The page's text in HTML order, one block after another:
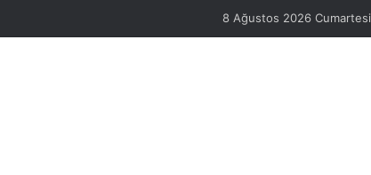
8 Ağustos 2026 Cumartesi